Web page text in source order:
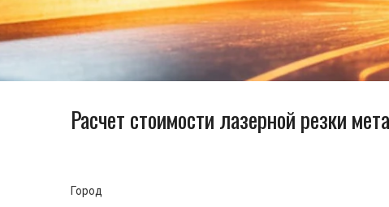
Расчет стоимости лазерной резки
Город